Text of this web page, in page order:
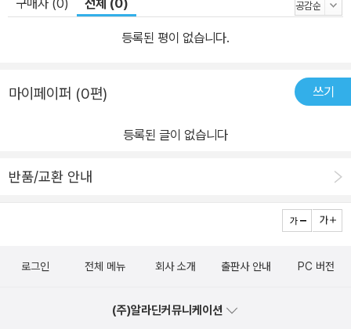
구매자 (0) 전체 (0)
등록된 평이 없습니다.
마이페이퍼 (0편) 쓰기
등록된 글이 없습니다
반품/교환 안내
로그인 전체 메뉴 회사 소개 출판사 안내 PC 버전
(주)알라딘커뮤니케이션